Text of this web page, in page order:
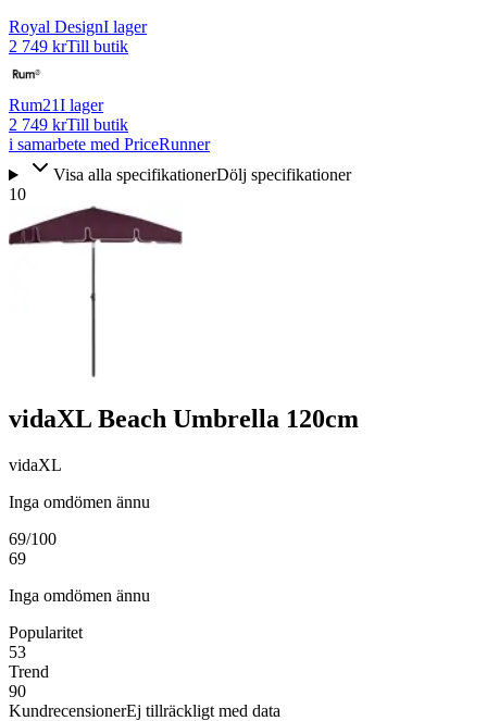
Royal DesignI lager
2 749 krTill butik
Rum21I lager
2 749 krTill butik
i samarbete med PriceRunner
Visa alla specifikationerDölj specifikationer
10
vidaXL Beach Umbrella 120cm
vidaXL
Inga omdömen ännu
69/100
69
Inga omdömen ännu
Popularitet
53
Trend
90
KundrecensionerEj tillräckligt med data